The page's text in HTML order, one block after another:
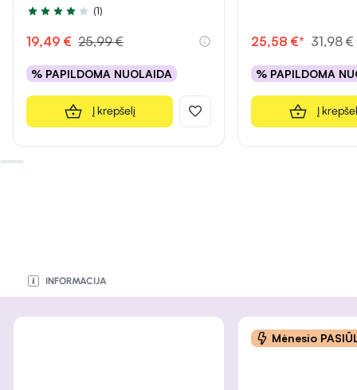
Įvertinimas 4.0 iš 5
(1)
19,49 € 25,99 €
% PAPILDOMA NUOLAIDA
Į krepšelį
25,58 €* 31,98 €
% PAPILDOMA
Į
INFORMACIJA
Mėnesio